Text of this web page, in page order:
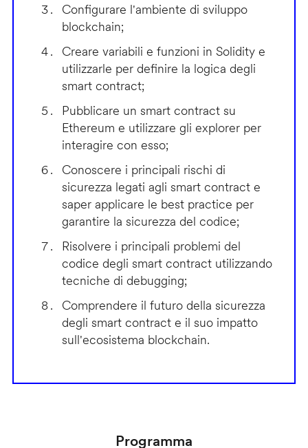
Configurare l'ambiente di sviluppo
blockchain;
Creare variabili e funzioni in Solidity e
utilizzarle per definire la logica degli
smart contract;
Pubblicare un smart contract su
Ethereum e utilizzare gli explorer per
interagire con esso;
Conoscere i principali rischi di
sicurezza legati agli smart contract e
saper applicare le best practice per
garantire la sicurezza del codice;
Risolvere i principali problemi del
codice degli smart contract utilizzando
tecniche di debugging;
Comprendere il futuro della sicurezza
degli smart contract e il suo impatto
sull'ecosistema blockchain.
Programma